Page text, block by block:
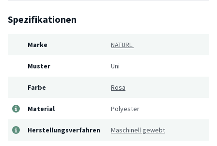
Spezifikationen
Marke NATURL.
Muster Uni
Farbe Rosa
Material Polyester
Herstellungsverfahren Maschinell gewebt